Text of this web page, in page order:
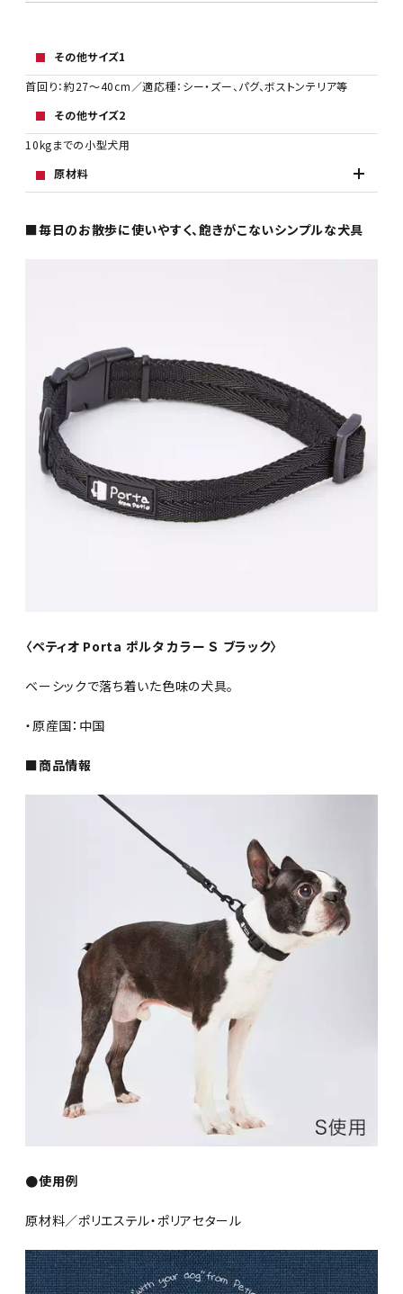
その他サイズ1
首回り：約27～40cm／適応種：シー・ズー、パグ、ボストンテリア等
その他サイズ2
10kgまでの小型犬用
原材料
■毎日のお散歩に使いやすく、飽きがこないシンプルな犬具
〈ペティオ Porta ポルタ カラー Ｓ ブラック〉
ベーシックで落ち着いた色味の犬具。
・原産国：中国
■商品情報
●使用例
原材料／ポリエステル・ポリアセタール